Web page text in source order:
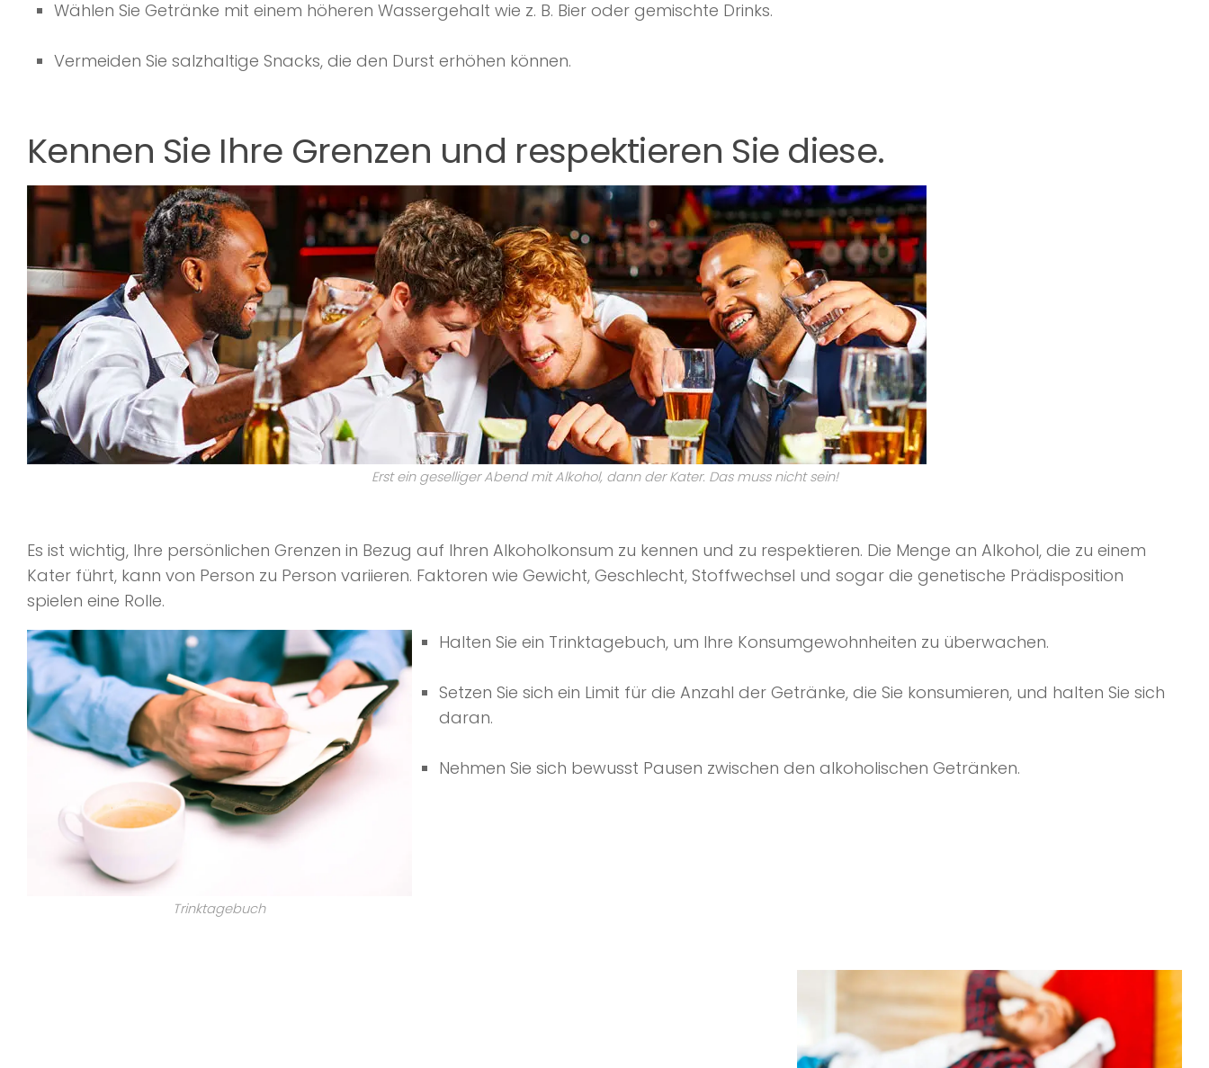
Wählen Sie Getränke mit einem höheren Wassergehalt wie z. B. Bier oder gemischte Drinks.
Vermeiden Sie salzhaltige Snacks, die den Durst erhöhen können.
Kennen Sie Ihre Grenzen und respektieren Sie diese.
Erst ein geselliger Abend mit Alkohol, dann der Kater. Das muss nicht sein!
Es ist wichtig, Ihre persönlichen Grenzen in Bezug auf Ihren Alkoholkonsum zu kennen und zu respektieren. Die Menge an Alkohol, die zu einem
Kater führt, kann von Person zu Person variieren. Faktoren wie Gewicht, Geschlecht, Stoffwechsel und sogar die genetische Prädisposition
spielen eine Rolle.
Trinktagebuch
Halten Sie ein Trinktagebuch, um Ihre Konsumgewohnheiten zu überwachen.
Setzen Sie sich ein Limit für die Anzahl der Getränke, die Sie konsumieren, und halten Sie sich
daran.
Nehmen Sie sich bewusst Pausen zwischen den alkoholischen Getränken.